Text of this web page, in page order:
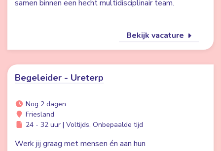
samen binnen een hecht multidisciplinair team.
Bekijk vacature
Begeleider - Ureterp
Nog 2 dagen
Friesland
24 - 32 uur | Voltijds, Onbepaalde tijd
Werk jij graag met mensen én aan hun